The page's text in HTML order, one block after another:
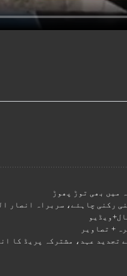
میں بھی توڑ پھوڑ
رکنی چاہئے، سربراہ انصار
+ تصاویر
تجدید عہد، مشترکہ پریڈ کا